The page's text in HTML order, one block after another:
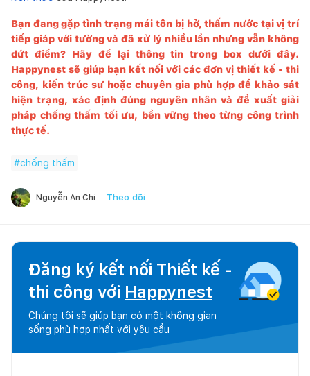
Bạn đang gặp tình trạng mái tôn bị hở, thấm nước tại vị trí
tiếp giáp với tường và đã xử lý nhiều lần nhưng vẫn không
dứt điểm? Hãy để lại thông tin trong box dưới đây.
Happynest sẽ giúp bạn kết nối với các đơn vị thiết kế - thi
công, kiến trúc sư hoặc chuyên gia phù hợp để khảo sát
hiện trạng, xác định đúng nguyên nhân và đề xuất giải
pháp chống thấm tối ưu, bền vững theo từng công trình
thực tế.
#chống thấm
Nguyễn An Chi Theo dõi
Đăng ký kết nối Thiết kế -
thi công với Happynest
Chúng tôi sẽ giúp bạn có một không gian
sống phù hợp nhất với yêu cầu